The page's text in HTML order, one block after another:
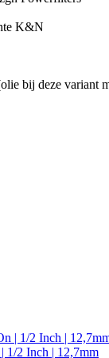
K&N
bij deze variant
1/2 Inch | 12,7mm